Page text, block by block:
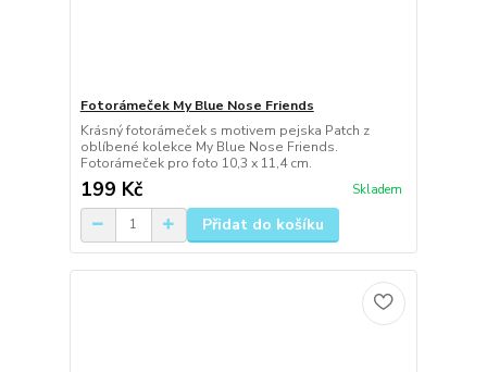
Fotorámeček My Blue Nose Friends
Krásný fotorámeček s motivem pejska Patch z
oblíbené kolekce My Blue Nose Friends.
Fotorámeček pro foto 10,3 x 11,4 cm.
199 Kč Skladem
Přidat do košíku